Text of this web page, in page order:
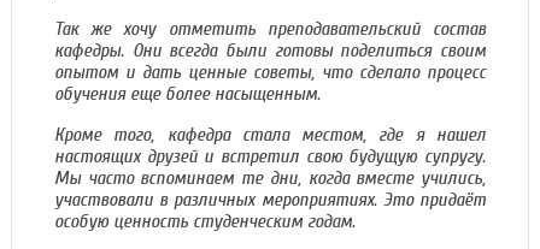
Так же хочу отметить преподавательский состав
кафедры. Они всегда были готовы поделиться своим
опытом и дать ценные советы, что сделало процесс
обучения еще более насыщенным.
Кроме того, кафедра стала местом, где я нашел
настоящих друзей и встретил свою будущую супругу.
Мы часто вспоминаем те дни, когда вместе учились,
участвовали в различных мероприятиях. Это придаёт
особую ценность студенческим годам.